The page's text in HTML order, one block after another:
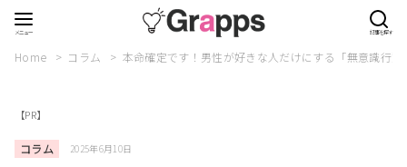
Home コラム 本命確定です！男性が好きな人だけにする「無意識行
【PR】
コラム 2025年6月10日